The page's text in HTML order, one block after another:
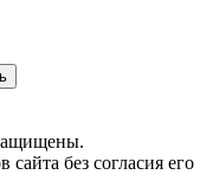
без согласия его